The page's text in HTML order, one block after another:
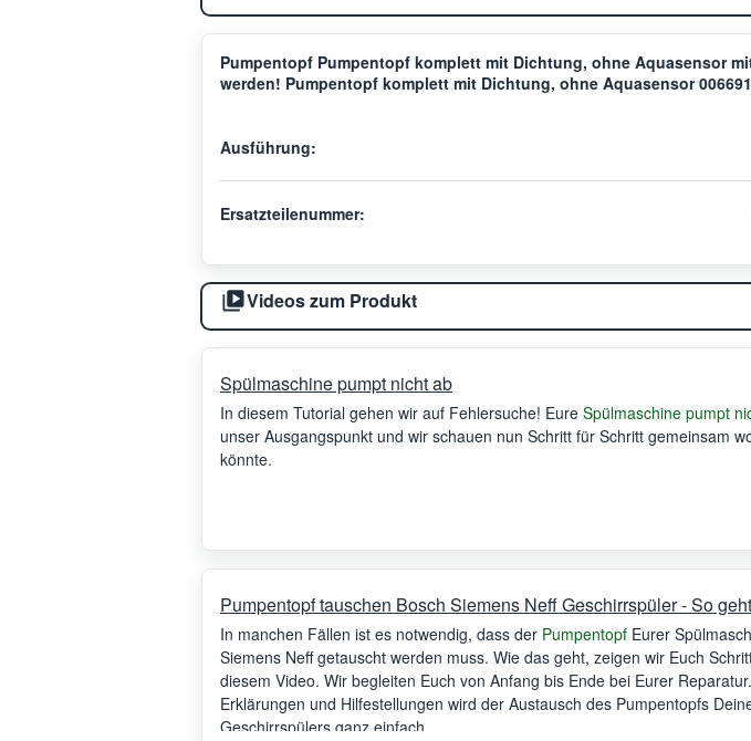
Pumpentopf Pumpentopf komplett mit Dichtung, ohne Aquasensor
werden! Pumpentopf komplett mit Dichtung, ohne Aquasensor
Ausführung:
Ersatzteilenummer:
Videos zum Produkt
Spülmaschine pumpt nicht ab
In diesem Tutorial gehen wir auf Fehlersuche! Eure Spülmaschine pumpt
unser Ausgangspunkt und wir schauen nun Schritt für Schritt gemeinsam
könnte.
Pumpentopf tauschen Bosch Siemens Neff Geschirrspüler - So
In manchen Fällen ist es notwendig, dass der Pumpentopf Eurer
Siemens Neff getauscht werden muss. Wie das geht, zeigen wir Euch
diesem Video. Wir begleiten Euch von Anfang bis Ende bei Eurer
Erklärungen und Hilfestellungen wird der Austausch des Pumpentopfs
Geschirrspülers ganz einfach.